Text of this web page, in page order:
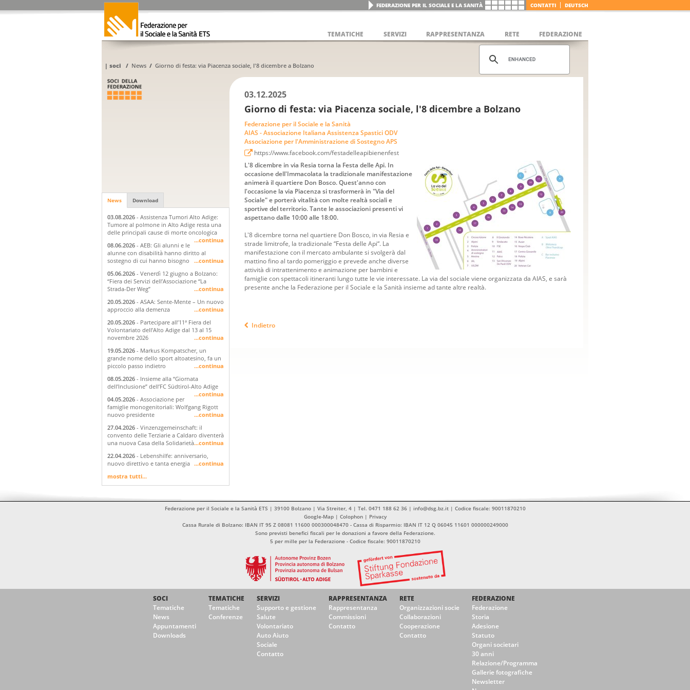
FEDERAZIONE PER IL SOCIALE E LA SANITÀ CONTATTI DEUTSCH
TEMATICHE SERVIZI RAPPRESENTANZA RETE FEDERAZIONE
| soci / News/ Giorno di festa: via Piacenza sociale, l'8 dicembre a Bolzano
News Download
03.08.2026 - Assistenza Tumori Alto Adige:
Tumore al polmone in Alto Adige resta una
delle principali cause di morte oncologica
...continua
08.06.2026 - AEB: Gli alunni e le
alunne con disabilità hanno diritto al
sostegno di cui hanno bisogno
...continua
05.06.2026 - Venerdì 12 giugno a Bolzano:
“Fiera dei Servizi dell’Associazione “La
Strada-Der Weg”
...continua
20.05.2026 - ASAA: Sente-Mente – Un nuovo
approccio alla demenza
...continua
20.05.2026 - Partecipare all’11ª Fiera del
Volontariato dell’Alto Adige dal 13 al 15
novembre 2026
...continua
19.05.2026 - Markus Kompatscher, un
grande nome dello sport altoatesino, fa un
piccolo passo indietro
...continua
08.05.2026 - Insieme alla “Giornata
dell’Inclusione” dell’FC Südtirol-Alto Adige
...continua
04.05.2026 - Associazione per
famiglie monogenitoriali: Wolfgang Rigott
nuovo presidente
...continua
27.04.2026 - Vinzenzgemeinschaft: il
convento delle Terziarie a Caldaro diventerà
una nuova Casa della Solidarietà...continua
22.04.2026 - Lebenshilfe: anniversario,
nuovo direttivo e tanta energia ...continua
mostra tutti...
03.12.2025
Giorno di festa: via Piacenza sociale, l'8 dicembre a Bolzano
Federazione per il Sociale e la Sanità
AIAS - Associazione Italiana Assistenza Spastici ODV
Associazione per l'Amministrazione di Sostegno APS
https://www.facebook.com/festadelleapibienenfest
L'8 dicembre in via Resia torna la Festa delle Api. In
occasione dell'Immacolata la tradizionale manifestazione
animerà il quartiere Don Bosco. Quest'anno con
l'occasione la via Piacenza si trasformerà in "Via del
Sociale" e porterà vitalità con molte realtà sociali e
sportive del territorio. Tante le associazioni presenti vi
aspettano dalle 10:00 alle 18:00.
L'8 dicembre torna nel quartiere Don Bosco, in via Resia e
strade limitrofe, la tradizionale “Festa delle Api“. La
manifestazione con il mercato ambulante si svolgerà dal
mattino fino al tardo pomeriggio e prevede anche diverse
attività di intrattenimento e animazione per bambini e
famiglie con spettacoli itineranti lungo tutte le vie interessate. La via del sociale viene organizzata da AIAS, e sarà
presente anche la Federazione per il Sociale e la Sanità insieme ad tante altre realtà.
Indietro
Federazione per il Sociale e la Sanità ETS | 39100 Bolzano | Via Streiter, 4 | Tel. 0471 188 62 36 | info@dsg.bz.it | Codice fiscale: 90011870210
Google-Map | Colophon | Privacy
Cassa Rurale di Bolzano: IBAN IT 95 Z 08081 11600 000300048470 - Cassa di Risparmio: IBAN IT 12 Q 06045 11601 000000249000
Sono previsti benefici fiscali per le donazioni a favore della Federazione.
5 per mille per la Federazione - Codice fiscale: 90011870210
SOCI
Tematiche
News
Appuntamenti
Downloads
TEMATICHE
Tematiche
Conferenze
SERVIZI
Supporto e gestione
Salute
Volontariato
Auto Aiuto
Sociale
Contatto
RAPPRESENTANZA
Rappresentanza
Commissioni
Contatto
RETE
Organizzazioni socie
Collaborazioni
Cooperazione
Contatto
FEDERAZIONE
Federazione
Storia
Adesione
Statuto
Organi societari
30 anni
Relazione/Programma
Gallerie fotografiche
Newsletter